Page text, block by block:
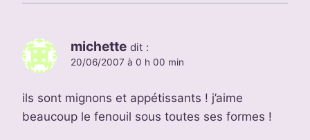
michette dit :
20/06/2007 à 0 h 00 min
ils sont mignons et appétissants ! j’aime
beaucoup le fenouil sous toutes ses formes !